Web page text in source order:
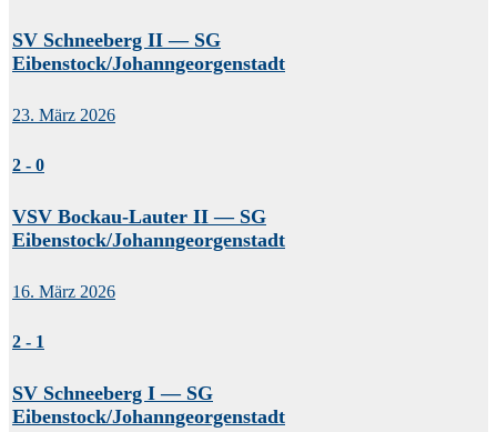
SV Schneeberg II — SG
Eibenstock/Johanngeorgenstadt
23. März 2026
2 - 0
VSV Bockau-Lauter II — SG
Eibenstock/Johanngeorgenstadt
16. März 2026
2 - 1
SV Schneeberg I — SG
Eibenstock/Johanngeorgenstadt